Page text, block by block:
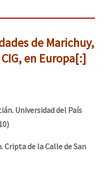
de Marichuy,
en Europa[:]
Universidad del País
Cripta de la Calle de San